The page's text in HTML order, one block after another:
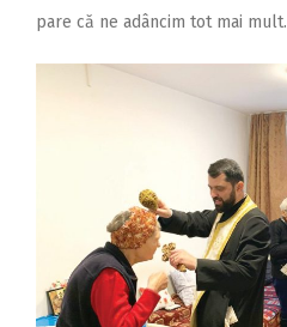
pare că ne adâncim tot mai mult.